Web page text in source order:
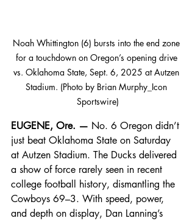
Noah Whittington (6) bursts into the end zone
for a touchdown on Oregon’s opening drive
vs. Oklahoma State, Sept. 6, 2025 at Autzen
Stadium. (Photo by Brian Murphy_Icon
Sportswire)
EUGENE, Ore. — No. 6 Oregon didn’t
just beat Oklahoma State on Saturday
at Autzen Stadium. The Ducks delivered
a show of force rarely seen in recent
college football history, dismantling the
Cowboys 69–3. With speed, power,
and depth on display, Dan Lanning’s